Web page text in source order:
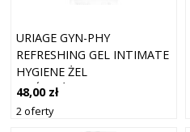
URIAGE GYN-PHY
REFRESHING GEL INTIMATE
HYGIENE ŻEL
ODŚWIEŻAJĄCY DO HIGIENY
INTYMNEJ 500 ML
48,00 zł
2 oferty